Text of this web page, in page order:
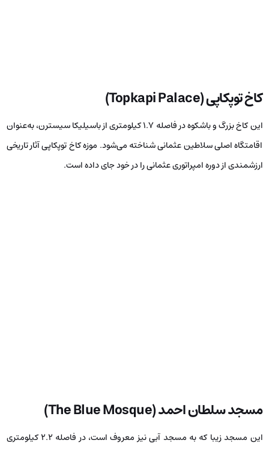
کاخ توپکاپی (Topkapi Palace
)
این کاخ بزرگ و باشکوه در فاصله ۱.۷ کیلومتری از باسیلیکا سیسترن، به‌عنوان
اقامتگاه اصلی سلاطین عثمانی شناخته می‌شود. موزه کاخ توپکاپی آثار تاریخی
ارزشمندی از دوره امپراتوری عثمانی را در خود جای داده است.
مسجد سلطان احمد (The Blue Mosque
)
این مسجد زیبا که به مسجد آبی نیز معروف است، در فاصله ۲.۲ کیلومتری